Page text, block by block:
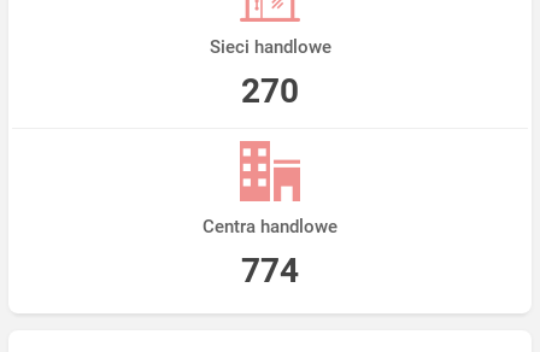
Sieci handlowe
270
Centra handlowe
774